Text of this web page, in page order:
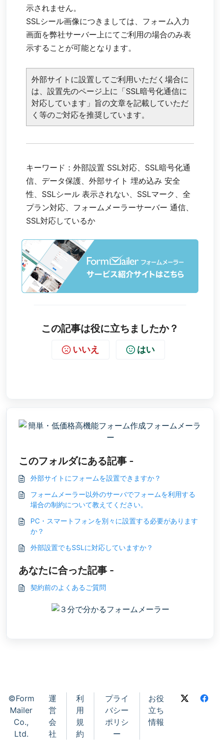
示されません。
SSLシール画像につきましては、フォーム入力
画面を弊社サーバー上にてご利用の場合のみ表
示することが可能となります。
外部サイトに設置してご利用いただく場合に
は、設置先のページ上に「SSL暗号化通信に
対応しています」旨の文章を記載していただ
く等のご対応を推奨しています。
キーワード：外部設置 SSL対応、SSL暗号化通
信、データ保護、外部サイト 埋め込み 安全
性、SSLシール 表示されない、SSLマーク、全
プラン対応、フォームメーラーサーバー 通信、
SSL対応しているか
この記事は役に立ちましたか？
いいえ はい
このフォルダにある記事 -
外部サイトにフォームを設置できますか？
フォームメーラー以外のサーバでフォームを利用する
場合の制約について教えてください。
PC・スマートフォンを別々に設置する必要があります
か？
外部設置でもSSLに対応していますか？
あなたに合った記事 -
契約前のよくあるご質問
©Form
Mailer
Co.,
Ltd.
運
営
会
社
利
用
規
約
プライ
バシー
ポリシ
ー
お役
立ち
情報